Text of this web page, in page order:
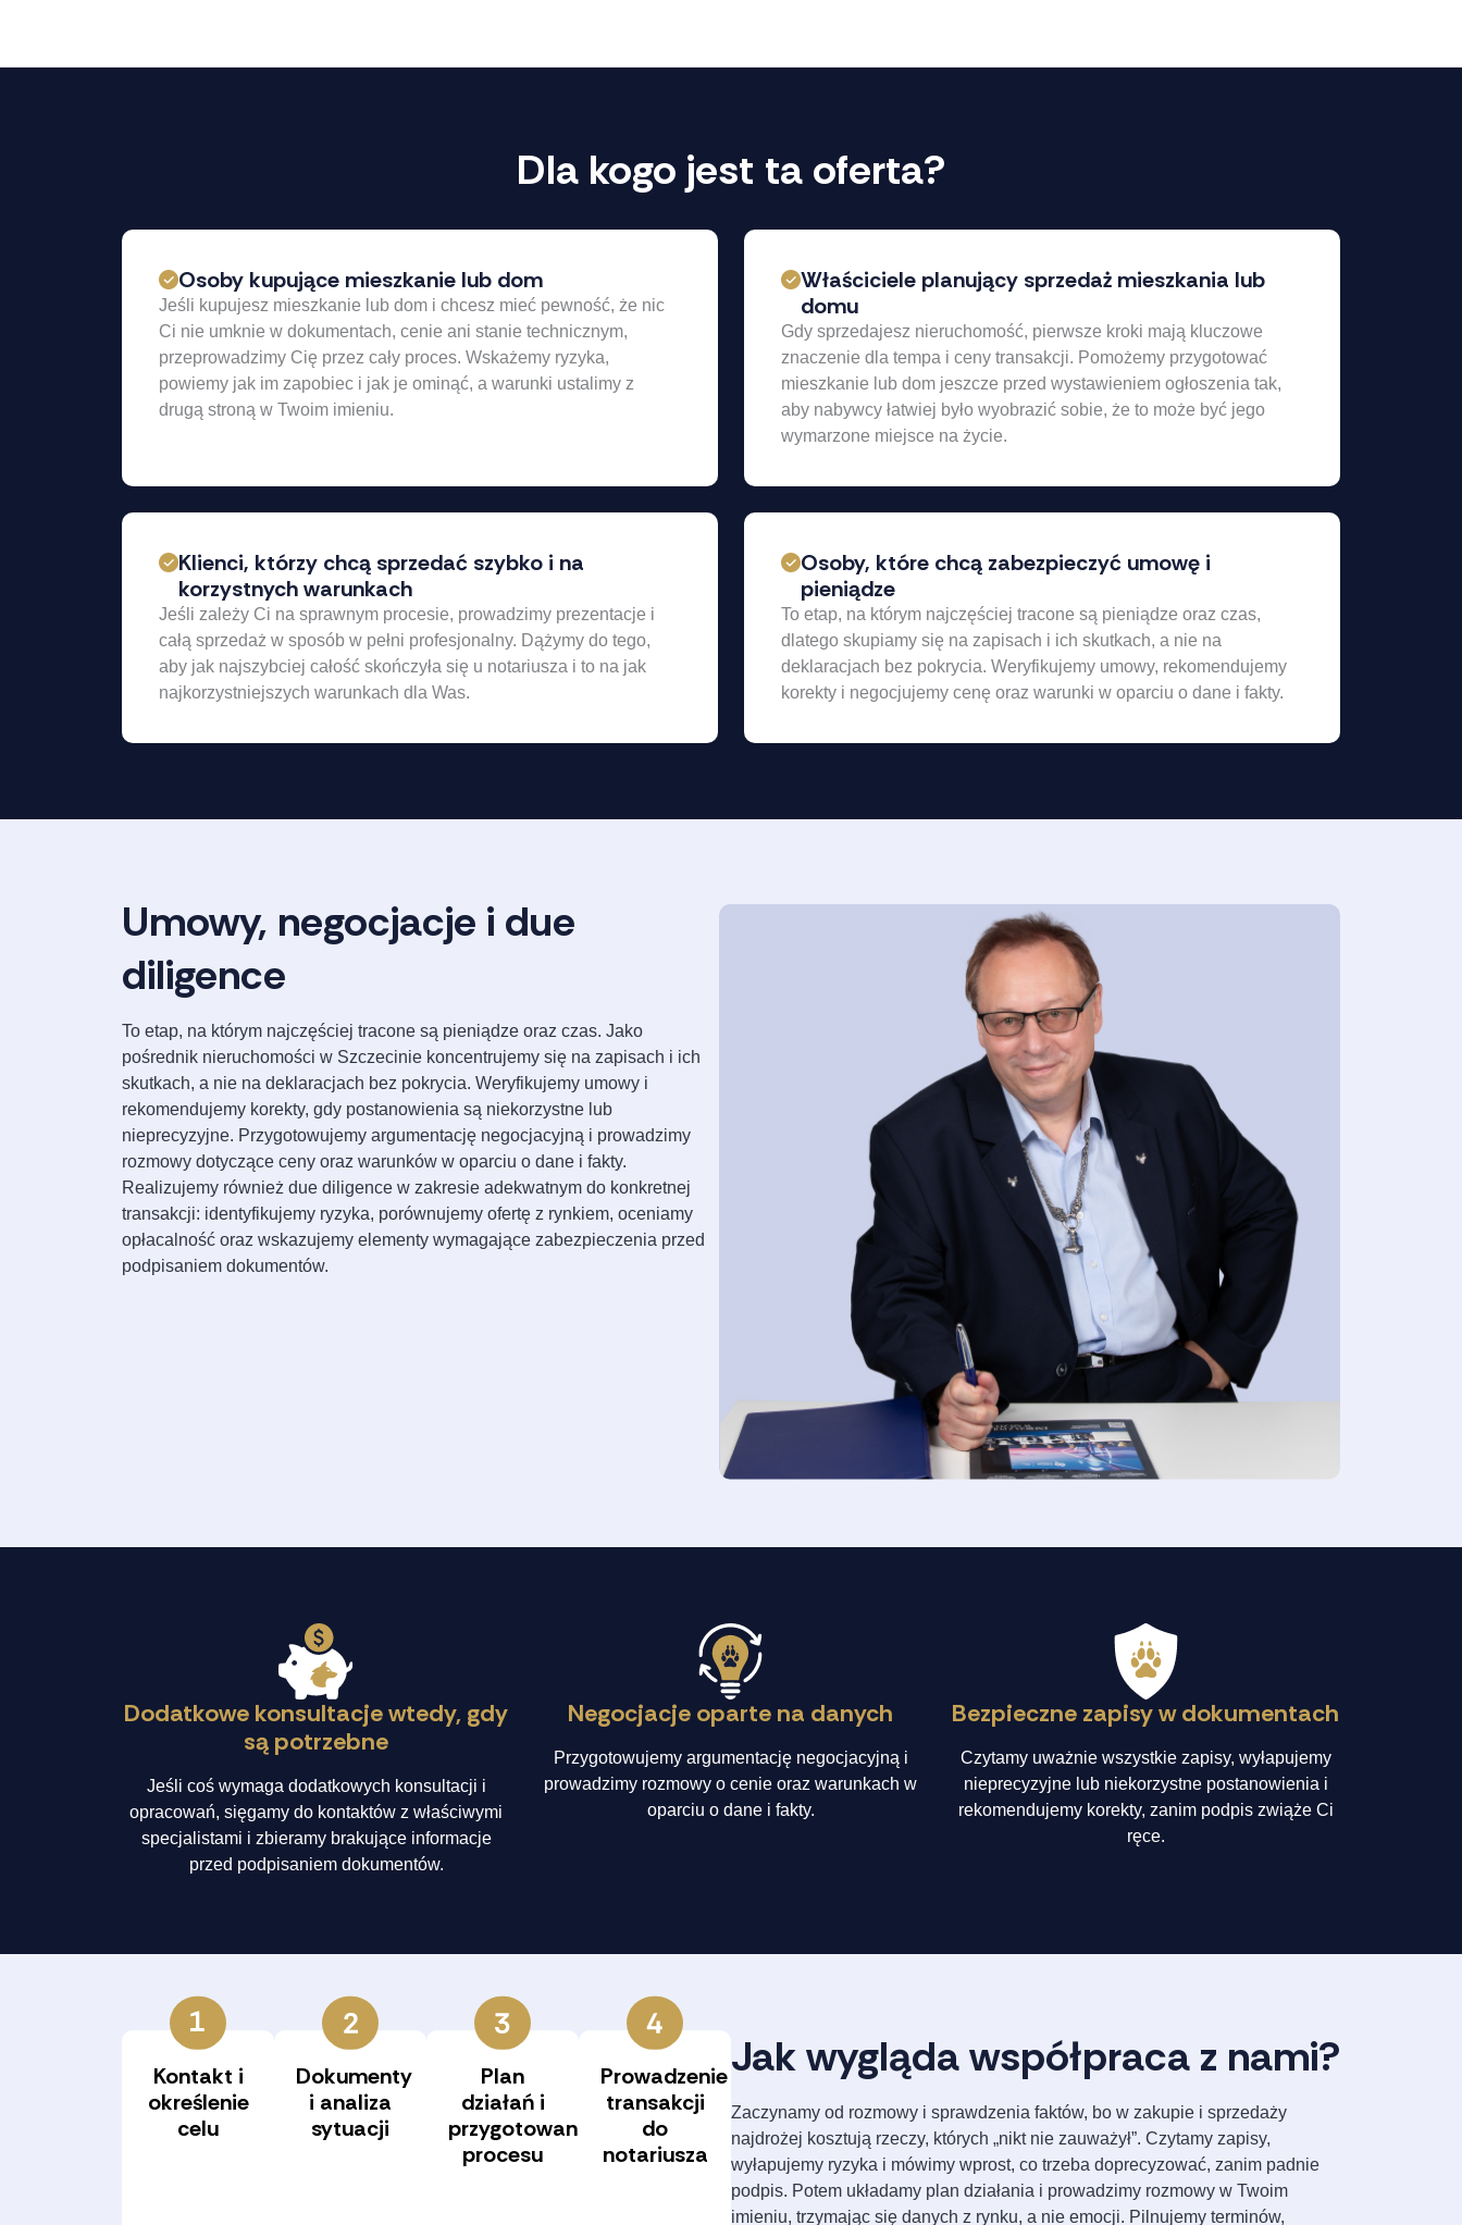
Dla kogo jest ta oferta?
Osoby kupujące mieszkanie lub dom
Jeśli kupujesz mieszkanie lub dom i chcesz mieć pewność, że nic
Ci nie umknie w dokumentach, cenie ani stanie technicznym,
przeprowadzimy Cię przez cały proces. Wskażemy ryzyka,
powiemy jak im zapobiec i jak je ominąć, a warunki ustalimy z
drugą stroną w Twoim imieniu.
Właściciele planujący sprzedaż mieszkania lub
domu
Gdy sprzedajesz nieruchomość, pierwsze kroki mają kluczowe
znaczenie dla tempa i ceny transakcji. Pomożemy przygotować
mieszkanie lub dom jeszcze przed wystawieniem ogłoszenia tak,
aby nabywcy łatwiej było wyobrazić sobie, że to może być jego
wymarzone miejsce na życie.
Klienci, którzy chcą sprzedać szybko i na
korzystnych warunkach
Jeśli zależy Ci na sprawnym procesie, prowadzimy prezentacje i
całą sprzedaż w sposób w pełni profesjonalny. Dążymy do tego,
aby jak najszybciej całość skończyła się u notariusza i to na jak
najkorzystniejszych warunkach dla Was.
Osoby, które chcą zabezpieczyć umowę i
pieniądze
To etap, na którym najczęściej tracone są pieniądze oraz czas,
dlatego skupiamy się na zapisach i ich skutkach, a nie na
deklaracjach bez pokrycia. Weryfikujemy umowy, rekomendujemy
korekty i negocjujemy cenę oraz warunki w oparciu o dane i fakty.
Umowy, negocjacje i due
diligence
To etap, na którym najczęściej tracone są pieniądze oraz czas. Jako
pośrednik nieruchomości w Szczecinie koncentrujemy się na zapisach i ich
skutkach, a nie na deklaracjach bez pokrycia. Weryfikujemy umowy i
rekomendujemy korekty, gdy postanowienia są niekorzystne lub
nieprecyzyjne. Przygotowujemy argumentację negocjacyjną i prowadzimy
rozmowy dotyczące ceny oraz warunków w oparciu o dane i fakty.
Realizujemy również due diligence w zakresie adekwatnym do konkretnej
transakcji: identyfikujemy ryzyka, porównujemy ofertę z rynkiem, oceniamy
opłacalność oraz wskazujemy elementy wymagające zabezpieczenia przed
podpisaniem dokumentów.
Dodatkowe konsultacje wtedy, gdy
są potrzebne
Jeśli coś wymaga dodatkowych konsultacji i
opracowań, sięgamy do kontaktów z właściwymi
specjalistami i zbieramy brakujące informacje
przed podpisaniem dokumentów.
Negocjacje oparte na danych
Przygotowujemy argumentację negocjacyjną i
prowadzimy rozmowy o cenie oraz warunkach w
oparciu o dane i fakty.
Bezpieczne zapisy w dokumentach
Czytamy uważnie wszystkie zapisy, wyłapujemy
nieprecyzyjne lub niekorzystne postanowienia i
rekomendujemy korekty, zanim podpis zwiąże Ci
ręce.
Kontakt i
określenie
celu
Dokumenty
i analiza
sytuacji
Plan
działań i
przygotowanie
procesu
Prowadzenie
transakcji
do
notariusza
Jak wygląda współpraca z nami?
Zaczynamy od rozmowy i sprawdzenia faktów, bo w zakupie i sprzedaży
najdrożej kosztują rzeczy, których „nikt nie zauważył”. Czytamy zapisy,
wyłapujemy ryzyka i mówimy wprost, co trzeba doprecyzować, zanim padnie
podpis. Potem układamy plan działania i prowadzimy rozmowy w Twoim
imieniu, trzymając się danych z rynku, a nie emocji. Pilnujemy terminów,